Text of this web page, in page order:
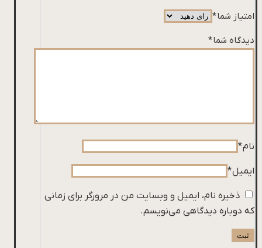
امتیاز شما*
دیدگاه شما*
نام*
ایمیل*
ذخیره نام، ایمیل و وبسایت من در مرورگر برای زمانی
که دوباره دیدگاهی می‌نویسم.